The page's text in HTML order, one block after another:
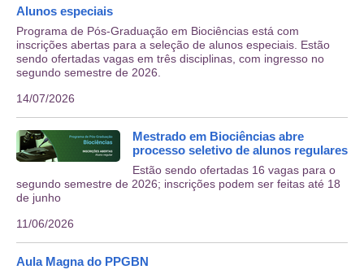
Alunos especiais
Programa de Pós-Graduação em Biociências está com
inscrições abertas para a seleção de alunos especiais. Estão
sendo ofertadas vagas em três disciplinas, com ingresso no
segundo semestre de 2026.
14/07/2026
Mestrado em Biociências abre
processo seletivo de alunos regulares
Estão sendo ofertadas 16 vagas para o
segundo semestre de 2026; inscrições podem ser feitas até 18
de junho
11/06/2026
Aula Magna do PPGBN